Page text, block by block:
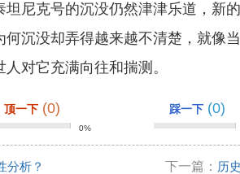
坦尼克号的沉没仍然津津乐道，新
何沉没却弄得越来越不清楚，就像
对它充满向往和揣测。
顶一下 (0)
0%
踩一下 (0)
分析？ 下一篇： 历